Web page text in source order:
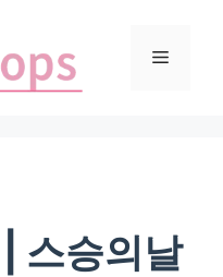
Menu
스승의날